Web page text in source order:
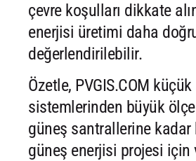
çevre koşulları dikkate
enerjisi üretimi daha
değerlendirilebilir.
Özetle, PVGIS.COM
sistemlerinden büyük
güneş santrallerine kadar
güneş enerjisi projesi için